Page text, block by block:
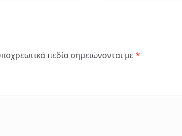
πεδία σημειώνονται με *